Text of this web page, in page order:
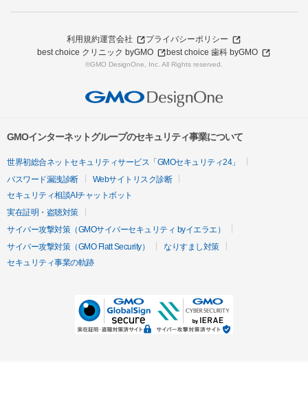
利用規約運営会社
プライバシーポリシー
best choice クリニック byGMO
best choice 歯科 byGMO
©GMO DesignOne, Inc. All Rights reserved.
GMOインターネットグループのセキュリティ事業について
世界初総合ネットセキュリティサービス「GMOセキュリティ24」
パスワード漏洩診断
Webサイトリスク診断
セキュリティ相談AIチャットボット
実在証明・盗聴対策
サイバー攻撃対策（GMOサイバーセキュリティ byイエラエ）
サイバー攻撃対策（GMO Flatt Security）
なりすまし対策
セキュリティ事業の軌跡